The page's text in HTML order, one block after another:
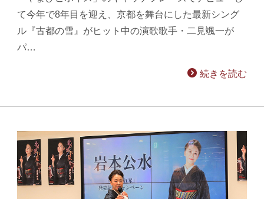
て今年で8年目を迎え、京都を舞台にした最新シング
ル『古都の雪』がヒット中の演歌歌手・二見颯一が
パ…
続きを読む